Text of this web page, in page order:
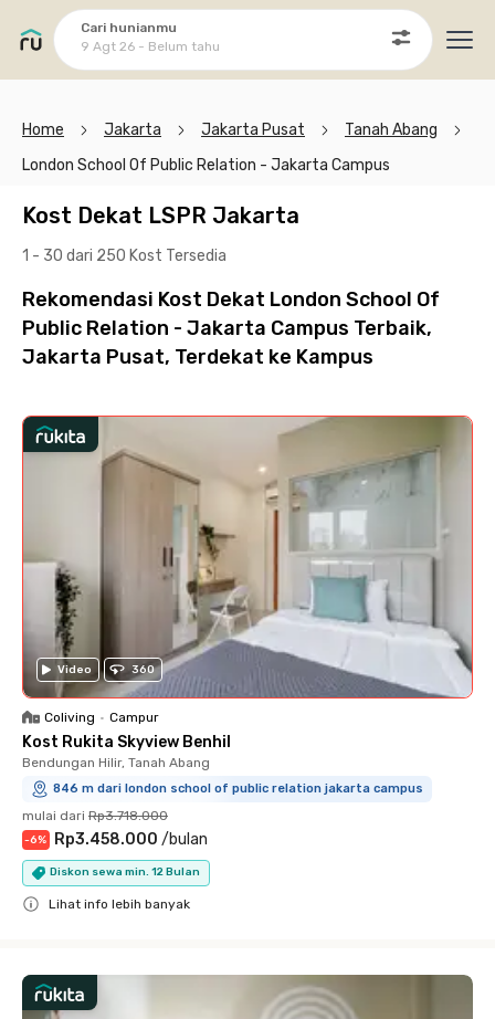
Cari hunianmu
9 Agt 26 - Belum tahu
Home Jakarta Jakarta Pusat
Tanah Abang
London School Of Public Relation - Jakarta Campus
Kost Dekat LSPR Jakarta
1 - 30 dari 250 Kost Tersedia
Rekomendasi Kost Dekat London School Of
Public Relation - Jakarta Campus Terbaik,
Jakarta Pusat, Terdekat ke Kampus
Video 360
Coliving • Campur
Kost Rukita Skyview Benhil
Bendungan Hilir, Tanah Abang
846 m dari london school of public relation jakarta campus
mulai dari Rp3.718.000
-6% Rp3.458.000 /bulan
Diskon sewa min. 12 Bulan
Lihat info lebih banyak